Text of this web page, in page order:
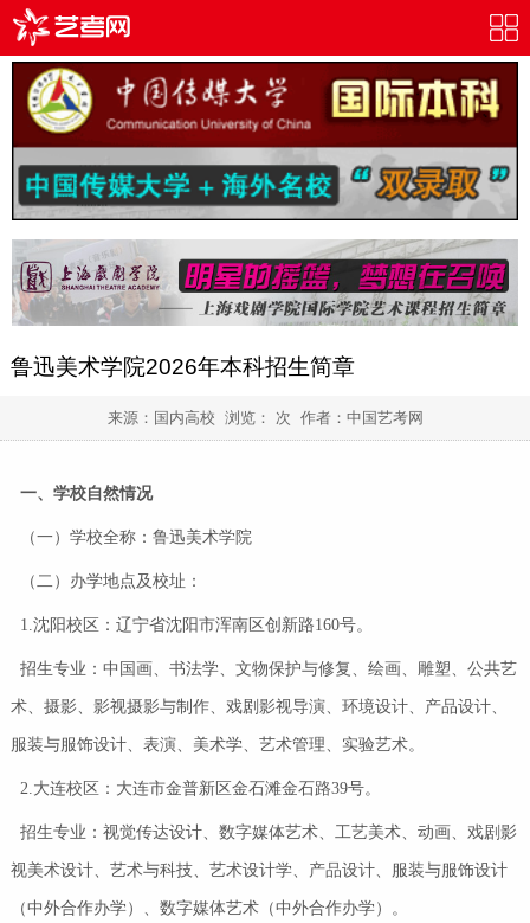
鲁迅美术学院2026年本科招生简章
来源：国内高校 浏览： 次 作者： 中国艺考网
一、学校自然情况
（一）学校全称：鲁迅美术学院
（二）办学地点及校址：
1.沈阳校区：辽宁省沈阳市浑南区创新路160号。
招生专业：中国画、书法学、文物保护与修复、绘画、雕塑、公共艺
术、摄影、影视摄影与制作、戏剧影视导演、环境设计、产品设计、
服装与服饰设计、表演、美术学、艺术管理、实验艺术。
2.大连校区：大连市金普新区金石滩金石路39号。
招生专业：视觉传达设计、数字媒体艺术、工艺美术、动画、戏剧影
视美术设计、艺术与科技、艺术设计学、产品设计、服装与服饰设计
（中外合作办学）、数字媒体艺术（中外合作办学）。